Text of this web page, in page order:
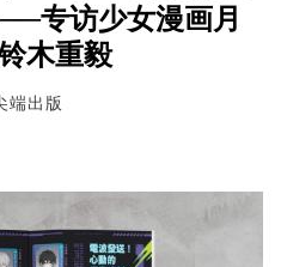
专访少女漫画月
木重毅
端出版